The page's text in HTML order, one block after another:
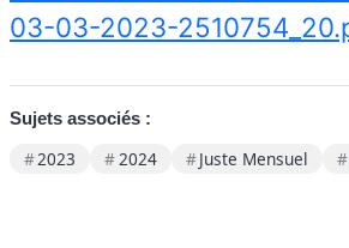
03-03-2023-
Sujets associés :
2023 2024 Juste Mensuel